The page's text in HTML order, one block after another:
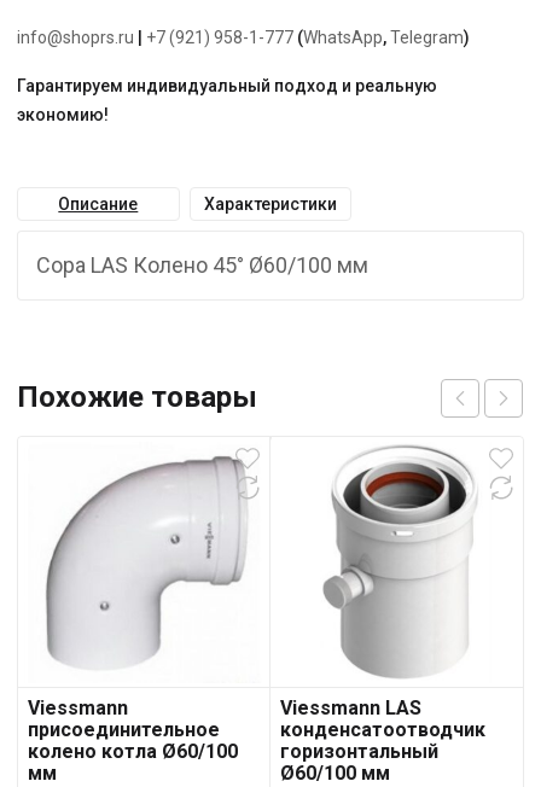
info@shoprs.ru +7 (921) 958-1-777 (WhatsApp,Telegram)
Гарантируем индивидуальный подход и реальную
экономию!
Описание Характеристики
Copa LAS Колено 45° Ø60/100 мм
Похожие товары
Viessmann
присоединительное
колено котла Ø60/100
мм
Viessmann LAS
конденсатоотводчик
горизонтальный
Ø60/100 мм